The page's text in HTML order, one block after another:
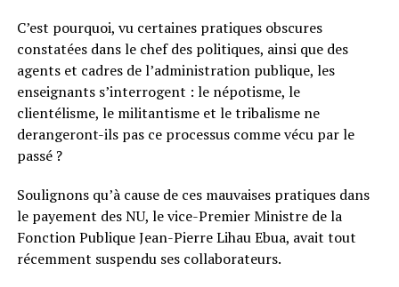
C’est pourquoi, vu certaines pratiques obscures
constatées dans le chef des politiques, ainsi que des
agents et cadres de l’administration publique, les
enseignants s’interrogent : le népotisme, le
clientélisme, le militantisme et le tribalisme ne
derangeront-ils pas ce processus comme vécu par le
passé ?
Soulignons qu’à cause de ces mauvaises pratiques dans
le payement des NU, le vice-Premier Ministre de la
Fonction Publique Jean-Pierre Lihau Ebua, avait tout
récemment suspendu ses collaborateurs.